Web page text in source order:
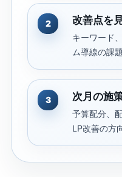
2 改善点を
キーワード
ム導線の課
3 次月の施
予算配分、
LP改善の方